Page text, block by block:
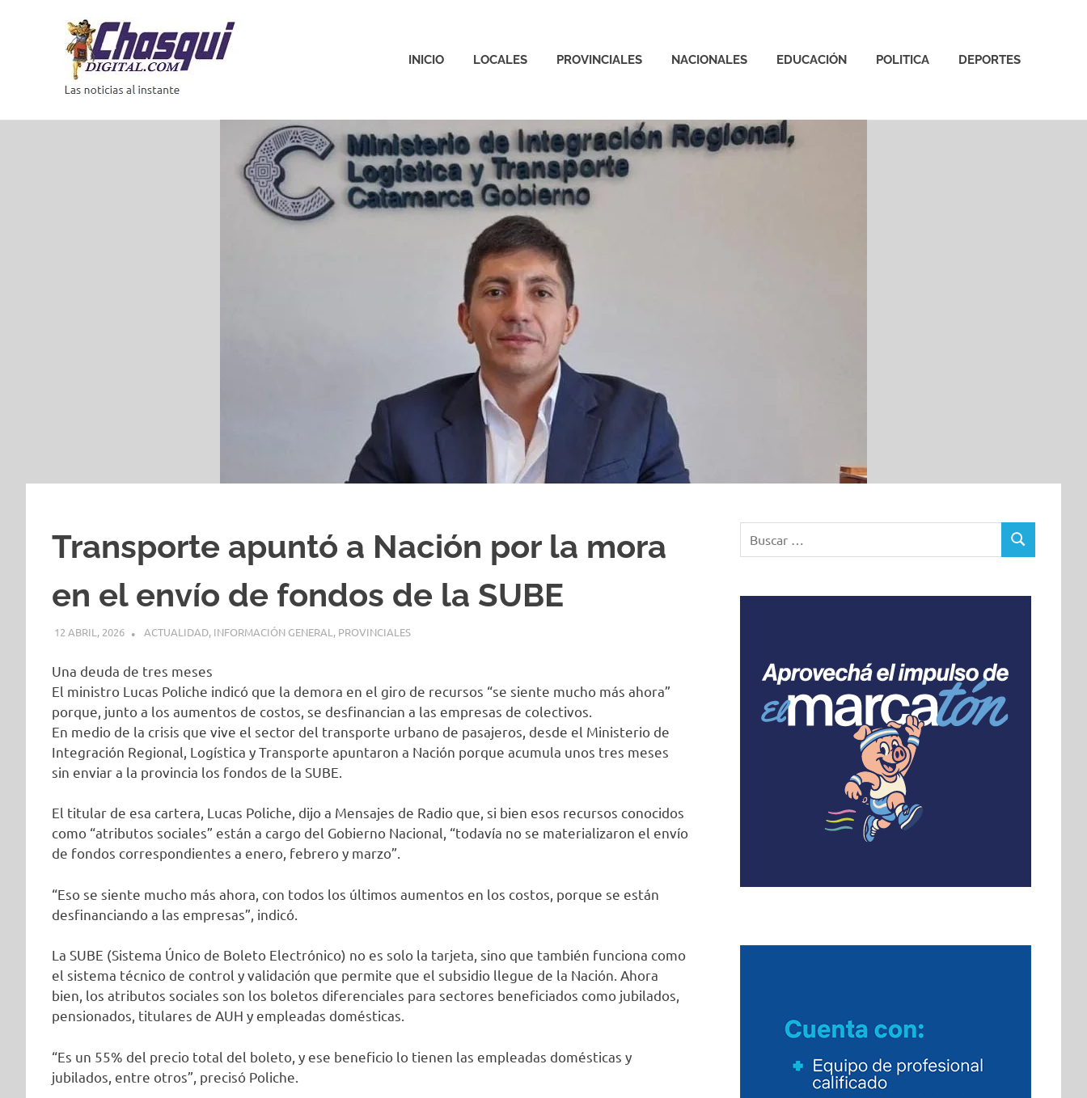
INICIO LOCALES PROVINCIALES NACIONALES EDUCACIÓN POLITICA DEPORTES
Transporte apuntó a Nación por la mora
en el envío de fondos de la SUBE
12 ABRIL, 2026 H P
ACTUALIDAD, INFORMACIÓN GENERAL , PROVINCIALES
Una deuda de tres meses
El ministro Lucas Poliche indicó que la demora en el giro de recursos “se siente mucho más ahora”
porque, junto a los aumentos de costos, se desfinancian a las empresas de colectivos.
En medio de la crisis que vive el sector del transporte urbano de pasajeros, desde el Ministerio de
Integración Regional, Logística y Transporte apuntaron a Nación porque acumula unos tres meses
sin enviar a la provincia los fondos de la SUBE.
El titular de esa cartera, Lucas Poliche, dijo a Mensajes de Radio que, si bien esos recursos conocidos
como “atributos sociales” están a cargo del Gobierno Nacional, “todavía no se materializaron el envío
de fondos correspondientes a enero, febrero y marzo”.
“Eso se siente mucho más ahora, con todos los últimos aumentos en los costos, porque se están
desfinanciando a las empresas”, indicó.
La SUBE (Sistema Único de Boleto Electrónico) no es solo la tarjeta, sino que también funciona como
el sistema técnico de control y validación que permite que el subsidio llegue de la Nación. Ahora
bien, los atributos sociales son los boletos diferenciales para sectores beneficiados como jubilados,
pensionados, titulares de AUH y empleadas domésticas.
“Es un 55% del precio total del boleto, y ese beneficio lo tienen las empleadas domésticas y
jubilados, entre otros”, precisó Poliche.
BUSCAR